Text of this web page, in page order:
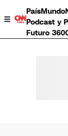
PaísMundo
Podcast y
Futuro 360